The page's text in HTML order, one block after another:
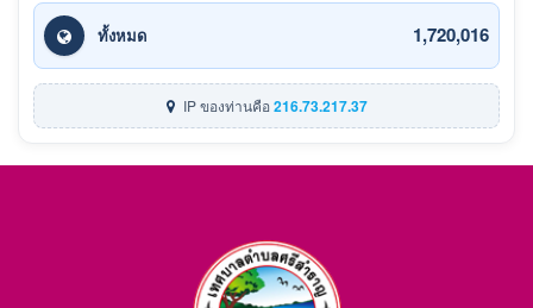
ทั้งหมด 1,720,016
IP ของท่านคือ216.73.217.37